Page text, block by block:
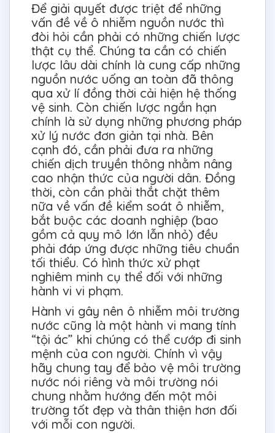
Để giải quyết được triệt để những
vấn đề về ô nhiễm nguồn nước thì
đòi hỏi cần phải có những chiến lược
thật cụ thể. Chúng ta cần có chiến
lược lâu dài chính là cung cấp những
nguồn nước uống an toàn đã thông
qua xử lí đồng thời cải hiện hệ thống
vệ sinh. Còn chiến lược ngắn hạn
chính là sử dụng những phương pháp
xử lý nước đơn giản tại nhà. Bên
cạnh đó, cần phải đưa ra những
chiến dịch truyền thông nhằm nâng
cao nhận thức của người dân. Đồng
thời, còn cần phải thắt chặt thêm
nữa về vấn đề kiểm soát ô nhiễm,
bắt buộc các doanh nghiệp (bao
gồm cả quy mô lớn lẫn nhỏ) đều
phải đáp ứng được những tiêu chuẩn
tối thiểu. Có hình thức xử phạt
nghiêm minh cụ thể đối với những
hành vi vi phạm.
Hành vi gây nên ô nhiễm môi trường
nước cũng là một hành vi mang tính
“tội ác” khi chúng có thể cướp đi sinh
mệnh của con người. Chính vì vậy
hãy chung tay để bảo vệ môi trường
nước nói riêng và môi trường nói
chung nhằm hướng đến một môi
trường tốt đẹp và thân thiện hơn đối
với mỗi con người.